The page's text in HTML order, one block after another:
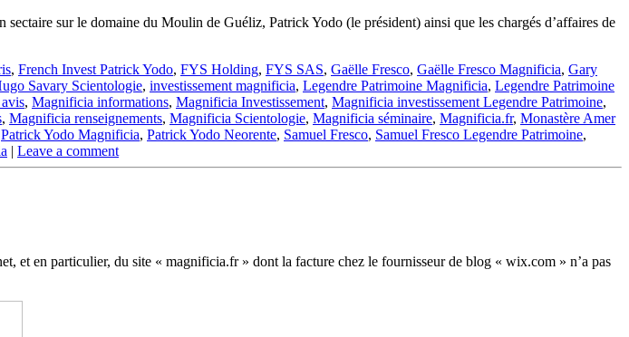
sur le domaine du Moulin de Guéliz, Patrick Yodo (le président) ainsi que les chargés d’affaires de
, French Invest Patrick Yodo, FYS Holding, FYS SAS, Gaëlle Fresco, Gaëlle Fresco Magnificia, Gary
Savary Scientologie, investissement magnificia, Legendre Patrimoine Magnificia, Legendre Patrimoine
, Magnificia informations, Magnificia Investissement, Magnificia investissement Legendre Patrimoine,
, Magnificia renseignements, Magnificia Scientologie, Magnificia séminaire, Magnificia.fr, Monastère Amer
Patrick Yodo Magnificia, Patrick Yodo Neorente, Samuel Fresco, Samuel Fresco Legendre Patrimoine,
| Leave a comment
et en particulier, du site « magnificia.fr » dont la facture chez le fournisseur de blog « wix.com » n’a pas